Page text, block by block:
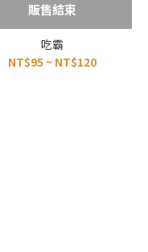
販售結束
吃霸
NT$95 ~ NT$120